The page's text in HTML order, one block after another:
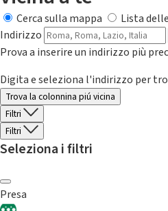
Cerca sulla mappa
Lista
Indirizzo
Prova a inserire un indirizzo più
Digita e seleziona l'indirizzo per
Trova la colonnina piú vicina
Filtri
Filtri
Seleziona i filtri
Presa